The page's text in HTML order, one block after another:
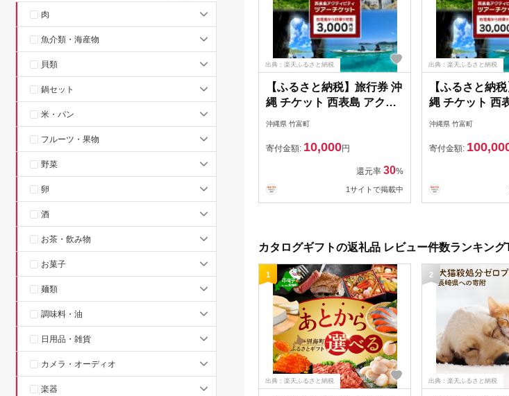
肉
魚介類・海産物
貝類
鍋セット
米・パン
フルーツ・果物
野菜
卵
酒
お茶・飲み物
お菓子
麺類
調味料・油
日用品・雑貨
カメラ・オーディオ
楽器
出典：楽天ふるさと納税
【ふるさと納税】旅行券 沖
縄 チケット 西表島 アクテ
ィビティ ツアーチケット
体験 観光 クーポン 【 竹富
沖縄県 竹富町
寄付金額: 10,000円
還元率 30%
1サイトで掲載中
出典：楽天ふるさと納税
【ふるさと納
縄 チケット 西
ィビティ ツア
行 体験 観光 ク
沖縄県 竹富町
寄付金額:
カタログギフトの返礼品 レビュー件数ランキング
1
出典：楽天ふるさと納税
2
出典：楽天ふるさと納税